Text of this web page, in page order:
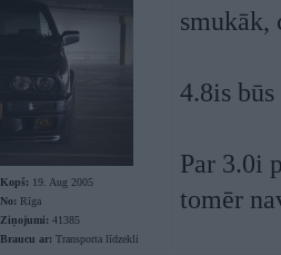
Kopš: 19. Aug 2005
No: Rīga
Ziņojumi: 41385
Braucu ar: Transporta līdzekli
4.8is
Par 3.0i
tomēr